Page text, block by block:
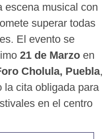
escena musical con
superar todas
El evento se
21 de Marzo en
Cholula, Puebla,
la cita obligada para
en el centro